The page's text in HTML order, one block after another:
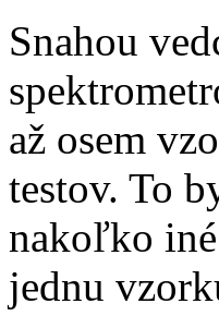
Snahou
až osem
testov. To
nakoľko
jednu